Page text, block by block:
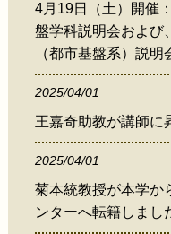
4月19日（土）開催
盤学科説明会および
（都市基盤系）説明
2025/04/01
王嘉奇助教が講師に
2025/04/01
菊本統教授が本学か
ンターへ転籍しまし